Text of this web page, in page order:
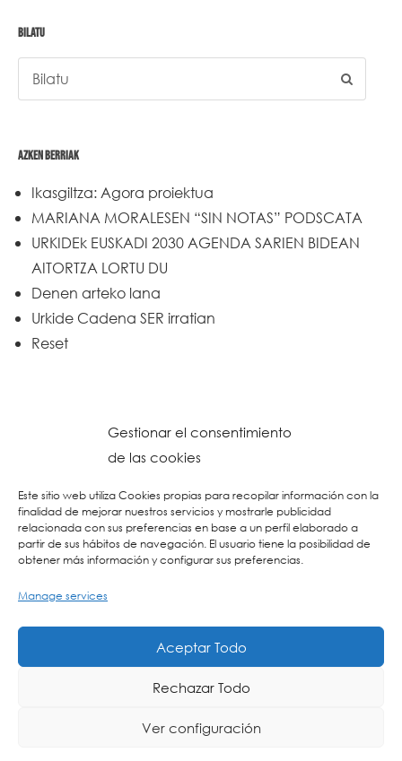
Gestionar el consentimiento
de las cookies
Este sitio web utiliza Cookies propias para recopilar información con la
finalidad de mejorar nuestros servicios y mostrarle publicidad
relacionada con sus preferencias en base a un perfil elaborado a
partir de sus hábitos de navegación. El usuario tiene la posibilidad de
obtener más información y configurar sus preferencias.
Manage services
Aceptar Todo
Rechazar Todo
Ver configuración
BILATU
AZKEN BERRIAK
Ikasgiltza: Agora proiektua
MARIANA MORALESEN “SIN NOTAS” PODSCATA
URKIDEk EUSKADI 2030 AGENDA SARIEN BIDEAN
AITORTZA LORTU DU
Denen arteko lana
Urkide Cadena SER irratian
Reset
Lege Oharra-Postontzi Etikoa
Diseinua: La Consulta Creativa